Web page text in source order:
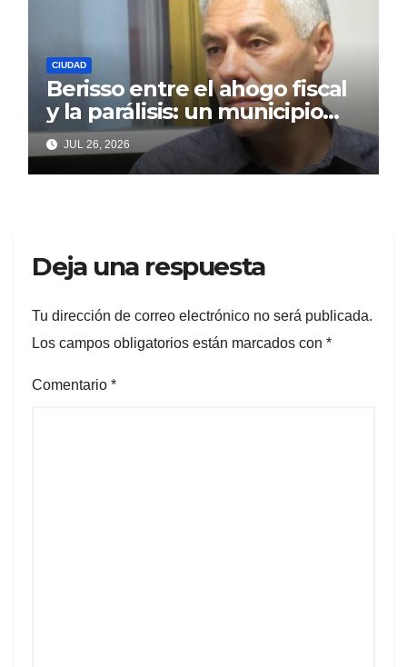
CIUDAD
Berisso entre el ahogo fiscal
y la parálisis: un municipio
acorralado por la falta de
gestión y el desencanto
vecino
JUL 26, 2026
Deja una respuesta
Tu dirección de correo electrónico no será publicada.
Los campos obligatorios están marcados con *
Comentario *